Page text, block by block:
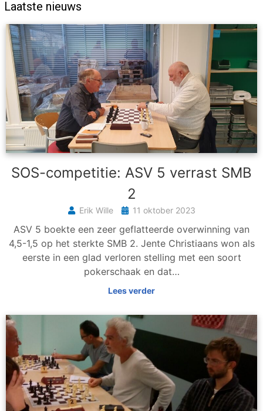
Laatste nieuws
SOS-competitie: ASV 5 verrast SMB
2
Erik Wille 11 oktober 2023
ASV 5 boekte een zeer geflatteerde overwinning van
4,5-1,5 op het sterkte SMB 2. Jente Christiaans won als
eerste in een glad verloren stelling met een soort
pokerschaak en dat…
Lees verder